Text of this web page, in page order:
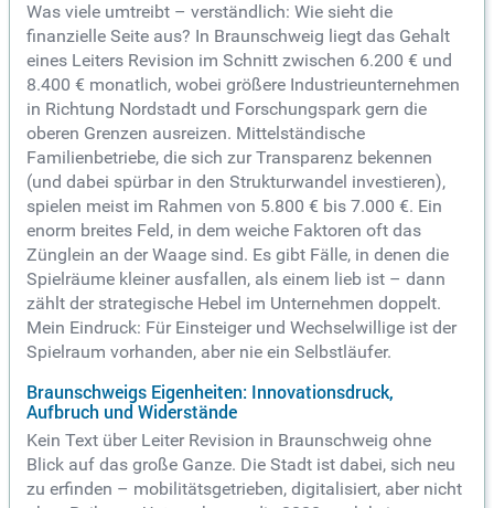
Was viele umtreibt – verständlich: Wie sieht die
finanzielle Seite aus? In Braunschweig liegt das Gehalt
eines Leiters Revision im Schnitt zwischen 6.200 € und
8.400 € monatlich, wobei größere Industrieunternehmen
in Richtung Nordstadt und Forschungspark gern die
oberen Grenzen ausreizen. Mittelständische
Familienbetriebe, die sich zur Transparenz bekennen
(und dabei spürbar in den Strukturwandel investieren),
spielen meist im Rahmen von 5.800 € bis 7.000 €. Ein
enorm breites Feld, in dem weiche Faktoren oft das
Zünglein an der Waage sind. Es gibt Fälle, in denen die
Spielräume kleiner ausfallen, als einem lieb ist – dann
zählt der strategische Hebel im Unternehmen doppelt.
Mein Eindruck: Für Einsteiger und Wechselwillige ist der
Spielraum vorhanden, aber nie ein Selbstläufer.
Braunschweigs Eigenheiten: Innovationsdruck,
Aufbruch und Widerstände
Kein Text über Leiter Revision in Braunschweig ohne
Blick auf das große Ganze. Die Stadt ist dabei, sich neu
zu erfinden – mobilitätsgetrieben, digitalisiert, aber nicht